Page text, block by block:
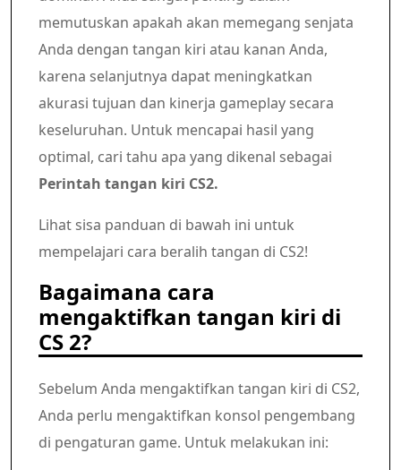
memutuskan apakah akan memegang senjata
Anda dengan tangan kiri atau kanan Anda,
karena selanjutnya dapat meningkatkan
akurasi tujuan dan kinerja gameplay secara
keseluruhan. Untuk mencapai hasil yang
optimal, cari tahu apa yang dikenal sebagai
Perintah tangan kiri CS2.
Lihat sisa panduan di bawah ini untuk
mempelajari cara beralih tangan di CS2!
Bagaimana cara
mengaktifkan tangan kiri di
CS 2?
Sebelum Anda mengaktifkan tangan kiri di CS2,
Anda perlu mengaktifkan konsol pengembang
di pengaturan game. Untuk melakukan ini: